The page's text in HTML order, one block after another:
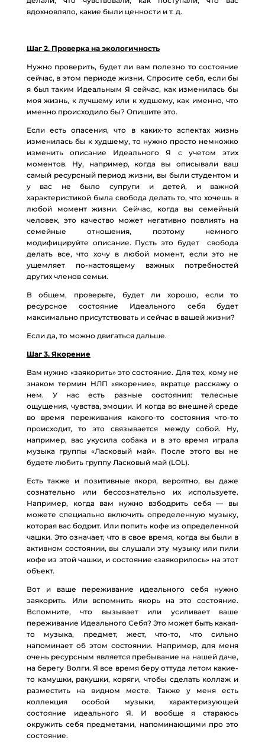
вдохновляло, какие были ценности и т. д.
Шаг 2. Проверка на экологичность
Нужно проверить, будет ли вам полезно то состояние
сейчас, в этом периоде жизни. Спросите себя, если бы
я был таким Идеальным Я сейчас, как изменилась бы
моя жизнь, к лучшему или к худшему, как именно, что
именно происходило бы? Опишите это.
Если есть опасения, что в каких-то аспектах жизнь
изменилась бы к худшему, то нужно просто немножко
изменить описание Идеального Я с учетом этих
моментов. Ну, например, когда вы описывали ваш
самый ресурсный период жизни, вы были студентом и
у вас не было супруги и детей, и важной
характеристикой была свобода делать то, что хочешь в
любой момент жизни. Сейчас, когда вы семейный
человек, это качество может негативно повлиять на
семейные отношения, поэтому немного
модифицируйте описание. Пусть это будет свобода
делать все, что хочу в любой момент, если это не
ущемляет по-настоящему важных потребностей
других членов семьи.
В общем, проверьте, будет ли хорошо, если то
ресурсное состояние Идеального себя будет
максимально присутствовать и сейчас в вашей жизни?
Если да, то можно двигаться дальше.
Шаг 3. Якорение
Вам нужно «заякорить» это состояние. Для тех, кому не
знаком термин НЛП «якорение», вкратце расскажу о
нем. У нас есть разные состояния: телесные
ощущения, чувства, эмоции. И когда во внешней среде
во время переживания какого-то состояния что-то
происходит, то это связывается между собой. Ну,
например, вас укусила собака и в это время играла
музыка группы «Ласковый май». После этого вы не
будете любить группу Ласковый май (LOL).
Есть также и позитивные якоря, вероятно, вы даже
сознательно или бессознательно их используете.
Например, когда вам нужно взбодрить себя — вы
можете специально включить определенную музыку,
которая вас бодрит. Или попить кофе из определенной
чашки. Это означает, что в свое время, когда вы были в
активном состоянии, вы слушали эту музыку или пили
кофе из этой чашки, и состояние «заякорилось» на этот
объект.
Вот и ваше переживание идеального себя нужно
заякорить. Или вспомнить якорь на это состояние.
Вспомните, что вызывает или усиливает ваше
переживание Идеального Себя? Это может быть какая-
то музыка, предмет, жест, что-то, что сильно
напоминает об этом состоянии. Например, для меня
очень ресурсным является пребывание на нашей даче,
на берегу Волги. Я все время беру оттуда летом какие-
то камушки, ракушки, коряги, чтобы сделать коллаж и
разместить на видном месте. Также у меня есть
коллекция особой музыки, характеризующей
состояние идеального Я. И вообще я стараюсь
окружить себя предметами, напоминающими про это
состояние.